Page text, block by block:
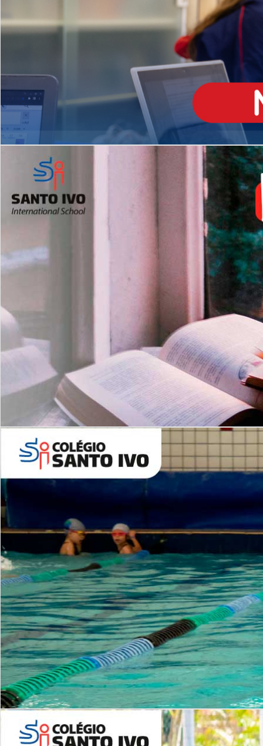
Matrículas Abertas 2026
Leituras Literárias
Período Integral | Saiba mais
MÉDIO
igh School
Dupla Diplomação
2º AO 5º ANO FUNDAMENTAL
es
Com imersão Bilingue - Anos
Finais
6º AO 9º ANO FUNDAMENTAL
Inglês: Turmas Reduzidas
(Proficiência)
ALUNOS NOVOS
Entre em Contato
INSTITUCIONAL